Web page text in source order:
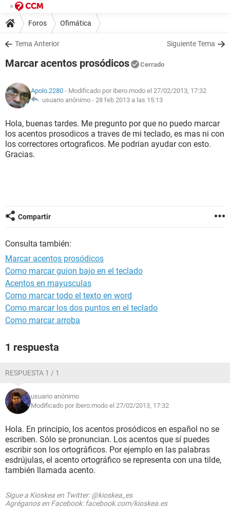
Foros Ofimática
Tema Anterior Siguiente Tema
Marcar acentos prosódicos Cerrado
Apolo.2280 - Modificado por ibero.modo el 27/02/2013, 17:32
usuario anónimo - 28 feb 2013 a las 15:13
Hola, buenas tardes. Me pregunto por que no puedo marcar
los acentos prosodicos a traves de mi teclado, es mas ni con
los correctores ortograficos. Me podrian ayudar con esto.
Gracias.
Compartir
Consulta también:
Marcar acentos prosódicos
Como marcar guion bajo en el teclado
Acentos en mayusculas
Como marcar todo el texto en word
Como marcar los dos puntos en el teclado
Como marcar arroba
1 respuesta
RESPUESTA 1 / 1
usuario anónimo
Modificado por ibero.modo el 27/02/2013, 17:32
Hola. En principio, los acentos prosódicos en español no se
escriben. Sólo se pronuncian. Los acentos que sí puedes
escribir son los ortográficos. Por ejemplo en las palabras
esdrújulas, el acento ortográfico se representa con una tilde,
también llamada acento.
Sigue a Kioskea en Twitter: @kioskea_es
Agréganos en Facebook: facebook.com/kioskea.es